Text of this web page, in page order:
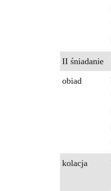
II śniadanie
obiad
kolacja